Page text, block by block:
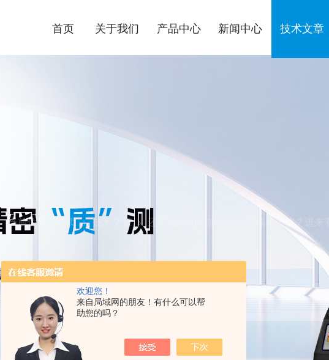
欢迎您！
来自局域网的朋友！有什么可以帮
助您的吗？
首页 关于我们 产品中心 新闻中心 技术文章
当前位置： 首页 技术文章 还不知道如何使用污水异味分析仪？进来看